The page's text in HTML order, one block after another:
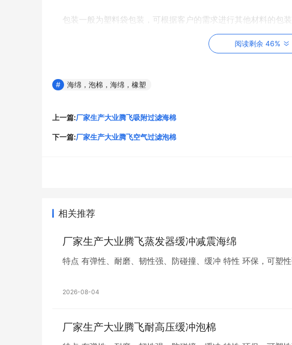
包装一般为塑料袋包装，可根据客户的需求进行其他材料的包
13775080081。
"
以上就是关于
阅读剩余 46%
海绵，泡棉，海绵，橡塑
上一篇:厂家生产大业腾飞吸附过滤海棉
下一篇:厂家生产大业腾飞空气过滤泡棉
相关推荐
厂家生产大业腾飞蒸发器缓冲减震海绵
特点 有弹性、耐磨、韧性强、防碰
2026-08-04
厂家生产大业腾飞耐高压缓冲泡棉